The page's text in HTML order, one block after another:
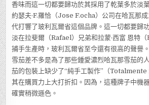
香味而這一切都要歸功於其採用了乾葉多於淡
約瑟夫·F.羅恰（Jose F.ocha）公司在哈瓦那
代打響了玻利瓦爾省這個品牌。這一切都要歸
淡在拉斐爾（Rafael）兄弟和拉蒙·西富 恩特
捕手生產時，玻利瓦爾省至今還有很高的聲譽
雪茄差不多是為了那些鍾愛濃烈哈瓦那雪茄的
茄的包裝上缺少了“純手工製作”（
其在購買力上大打折扣。因為，這種牌子中機
確實稍微遜色。